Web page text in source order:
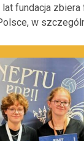
fundacja zbiera
w